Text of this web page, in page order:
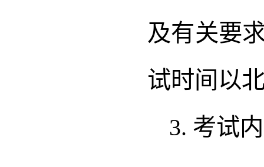
及有关要
试时间以
3. 考试